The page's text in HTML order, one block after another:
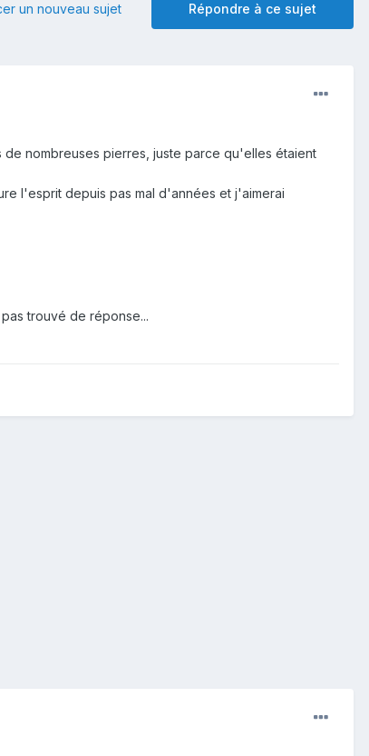
Répondre à ce sujet
un nouveau sujet
de nombreuses pierres, juste parce qu'elles étaient
l'esprit depuis pas mal d'années et j'aimerai
trouvé de réponse...